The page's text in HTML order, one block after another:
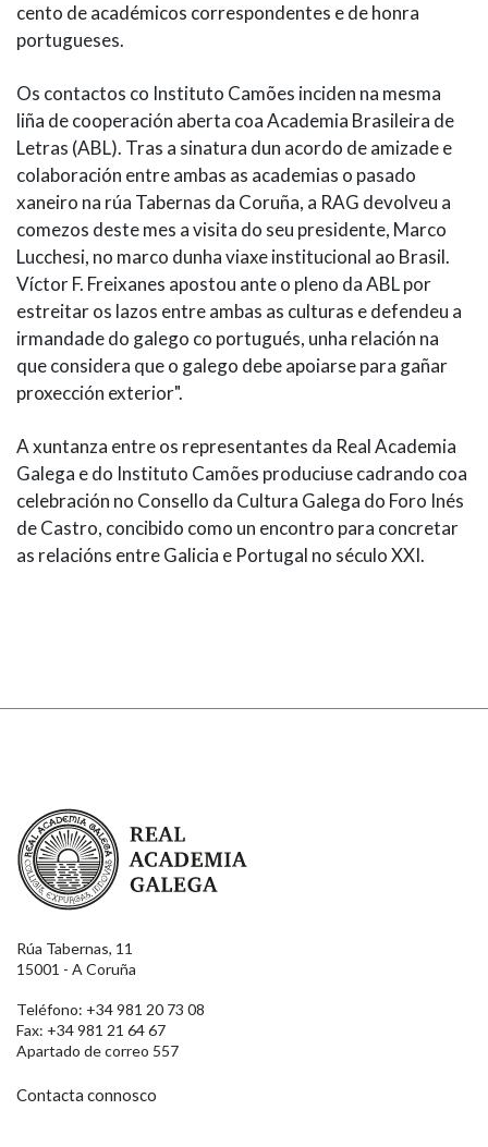
cento de académicos correspondentes e de honra
portugueses.
Os contactos co Instituto Camões inciden na mesma
liña de cooperación aberta coa Academia Brasileira de
Letras (ABL). Tras a sinatura dun acordo de amizade e
colaboración entre ambas as academias o pasado
xaneiro na rúa Tabernas da Coruña, a RAG devolveu a
comezos deste mes a visita do seu presidente, Marco
Lucchesi, no marco dunha viaxe institucional ao Brasil.
Víctor F. Freixanes apostou ante o pleno da ABL por
estreitar os lazos entre ambas as culturas e defendeu a
irmandade do galego co portugués, unha relación na
que considera que o galego debe apoiarse para gañar
proxección exterior".
A xuntanza entre os representantes da Real Academia
Galega e do Instituto Camões produciuse cadrando coa
celebración no Consello da Cultura Galega do Foro Inés
de Castro, concibido como un encontro para concretar
as relacións entre Galicia e Portugal no século XXI.
Real Academia Galega
Rúa Tabernas, 11
15001 - A Coruña
Teléfono: +34 981 20 73 08
Fax: +34 981 21 64 67
Apartado de correo 557
Contacta connosco